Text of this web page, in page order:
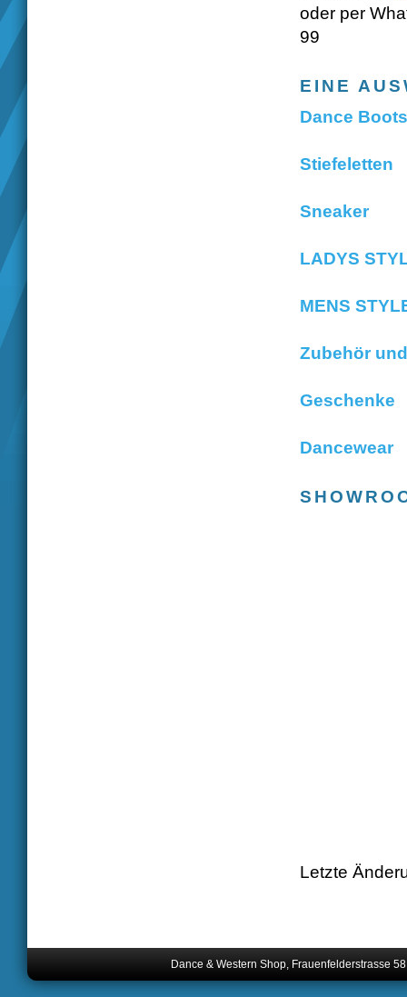
oder per
99
EINE
Dance Boots
Stiefeletten
Sneaker
LADYS
MENS
Zubehör
Geschenke
Dancewear
Letzte
Dance & Western Shop, Frauenfelderstrasse